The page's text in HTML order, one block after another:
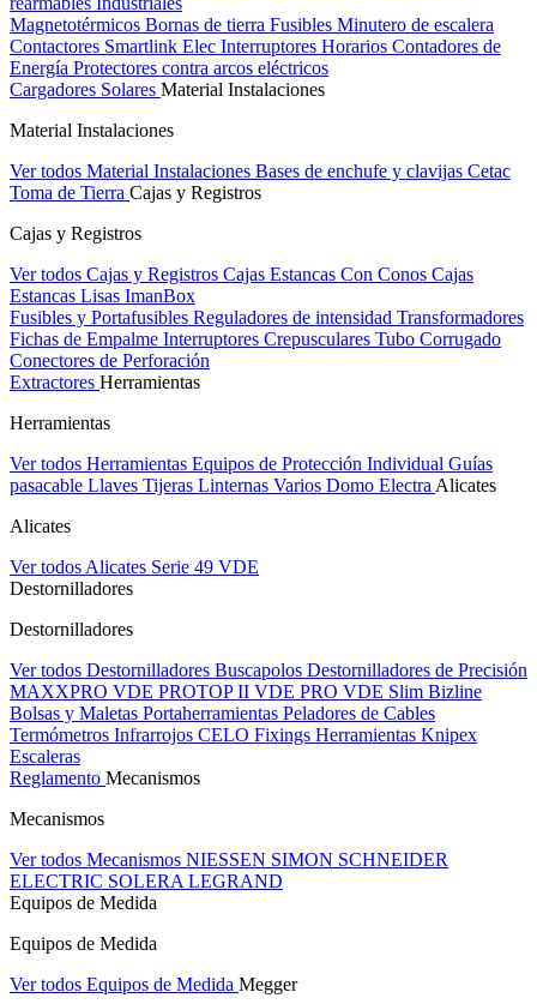
Magnetotérmicos Bornas de tierra Fusibles Minutero de escalera
Contactores Smartlink Elec Interruptores Horarios Contadores de
Energía Protectores contra arcos eléctricos
Cargadores Solares Material Instalaciones
Material Instalaciones
Ver todos Material Instalaciones Bases de enchufe y clavijas Cetac
Toma de Tierra Cajas y Registros
Cajas y Registros
Ver todos Cajas y Registros Cajas Estancas Con Conos Cajas
Estancas Lisas ImanBox
Fusibles y Portafusibles Reguladores de intensidad Transformadores
Fichas de Empalme Interruptores Crepusculares Tubo Corrugado
Conectores de Perforación
Extractores Herramientas
Herramientas
Ver todos Herramientas Equipos de Protección Individual Guías
pasacable Llaves Tijeras Linternas Varios Domo Electra Alicates
Alicates
Ver todos Alicates Serie 49 VDE
Destornilladores
Destornilladores
Ver todos Destornilladores Buscapolos Destornilladores de Precisión
MAXXPRO VDE PROTOP II VDE PRO VDE Slim Bizline
Bolsas y Maletas Portaherramientas Peladores de Cables
Termómetros Infrarrojos CELO Fixings Herramientas Knipex
Escaleras
Reglamento Mecanismos
Mecanismos
Ver todos Mecanismos NIESSEN SIMON SCHNEIDER
ELECTRIC SOLERA LEGRAND
Equipos de Medida
Equipos de Medida
Ver todos Equipos de Medida Megger